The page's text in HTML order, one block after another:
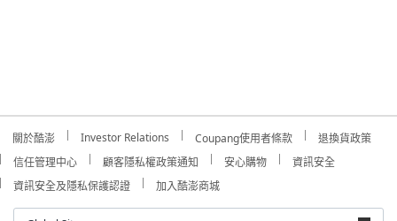
關於酷澎 Investor Relations Coupang使用者條款
退換貨政策
信任管理中心
顧客隱私權政策通知 安心購物
資訊安全
資訊安全及隱私保護認證
加入酷澎商城